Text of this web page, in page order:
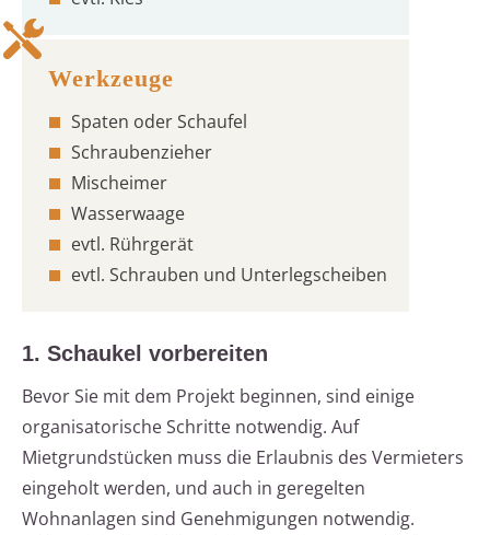
Spaten oder Schaufel
Schraubenzieher
Mischeimer
Wasserwaage
evtl. Rührgerät
evtl. Schrauben und Unterlegscheiben
1. Schaukel vorbereiten
Bevor Sie mit dem Projekt beginnen, sind einige
organisatorische Schritte notwendig. Auf
Mietgrundstücken muss die Erlaubnis des Vermieters
eingeholt werden, und auch in geregelten
Wohnanlagen sind Genehmigungen notwendig.